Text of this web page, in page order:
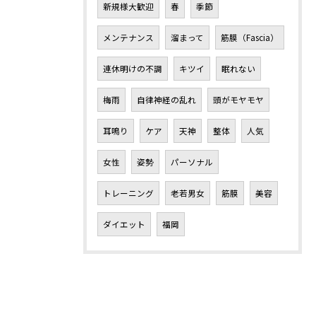
新規様大歓迎 春 季節
メンテナンス 溜まって 筋膜（Fascia）
連休明けの不調 キツイ 眠れない
梅雨 自律神経の乱れ 頭がモヤモヤ
耳鳴り ケア 天神 整体 人気
女性 姿勢 パーソナル
トレーニング 老若男女 筋膜 美容
ダイエット 福岡